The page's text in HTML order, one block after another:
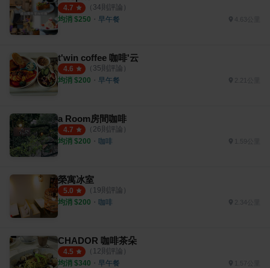
4.7 （ 34則評論）
均消 $250 ・ 早午餐 4.63公里
t'win coffee 咖啡'云
4.6 （ 35則評論）
均消 $200 ・ 早午餐
a Room房間咖啡
4.7 （ 26則評論）
均消 $200 ・ 咖啡 1.59公里
榮寓冰室
5.0 （ 19則評論）
均消 $200 ・ 咖啡 2.34公里
CHADOR 咖啡茶朵
4.5 （ 12則評論）
均消 $340 ・ 早午餐 1.57公里